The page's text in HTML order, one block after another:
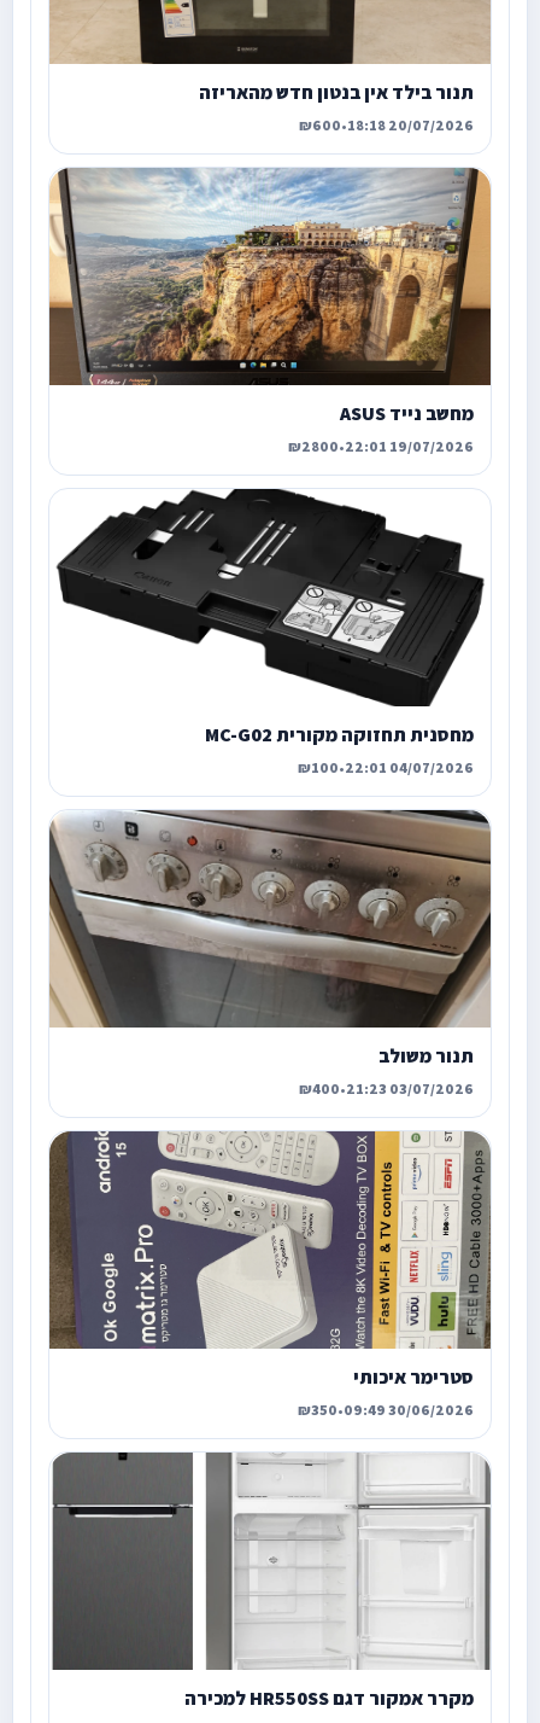
תנור בילד אין בנטון חדש מהאריזה
20/07/2026 18:18
•
₪600
מחשב נייד ASUS
19/07/2026 22:01
•
₪2800
מחסנית תחזוקה מקורית MC-G02
04/07/2026 22:01
•
₪100
תנור משולב
03/07/2026 21:23
•
₪400
סטרימר איכותי
30/06/2026 09:49
•
₪350
מקרר אמקור דגם HR550SS למכירה